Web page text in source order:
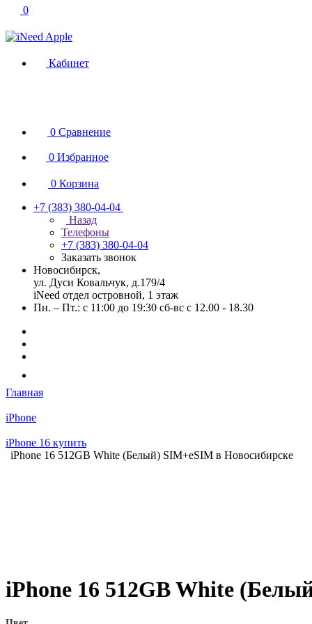
0
Кабинет
0 Сравнение
0 Избранное
0 Корзина
+7 (383) 380-04-04
Назад
Телефоны
+7 (383) 380-04-04
Заказать звонок
Новосибирск,
ул. Дуси Ковальчук, д.179/4
iNeed отдел островной, 1 этаж
Пн. – Пт.: с 11:00 до 19:30 сб-вс с 12.00 - 18.30
Главная
iPhone
iPhone 16 купить
iPhone 16 512GB White (Белый) SIM+eSIM в Новосибирске
iPhone 16 512GB White